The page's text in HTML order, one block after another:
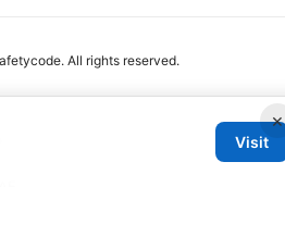
×
Visit
All rights reserved.